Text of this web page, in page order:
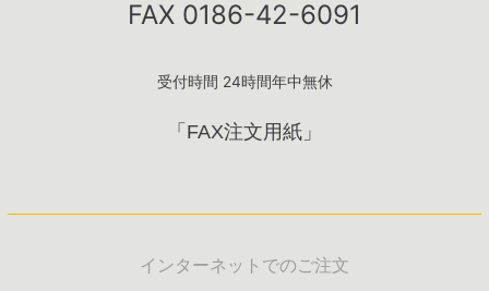
FAX 0186-42-6091
受付時間 24時間年中無休
「FAX注文用紙」
インターネットでのご注文